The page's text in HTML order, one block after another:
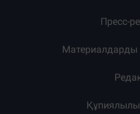
Пресс-
Материалдарды